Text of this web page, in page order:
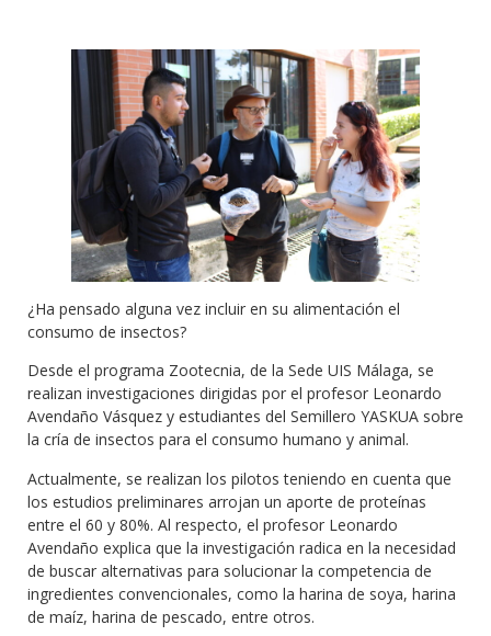
¿Ha pensado alguna vez incluir en su alimentación el
consumo de insectos?
Desde el programa Zootecnia, de la Sede UIS Málaga, se
realizan investigaciones dirigidas por el profesor Leonardo
Avendaño Vásquez y estudiantes del Semillero YASKUA sobre
la cría de insectos para el consumo humano y animal.
Actualmente, se realizan los pilotos teniendo en cuenta que
los estudios preliminares arrojan un aporte de proteínas
entre el 60 y 80%. Al respecto, el profesor Leonardo
Avendaño explica que la investigación radica en la necesidad
de buscar alternativas para solucionar la competencia de
ingredientes convencionales, como la harina de soya, harina
de maíz, harina de pescado, entre otros.